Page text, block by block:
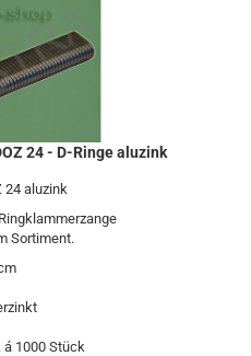
24 - D-Ringe aluzink
24 aluzink
Sortiment.
á 1000 Stück